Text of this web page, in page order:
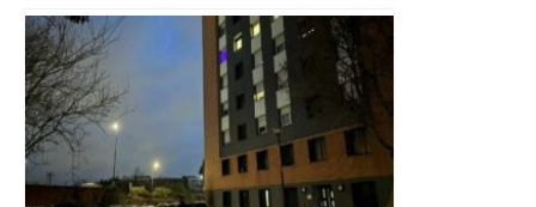
DIRECT. Colère des agriculteurs :
mobilisation agricole à Toulouse ce
samedi, 113 vaches abattues en Ariège
– ladepeche.fr